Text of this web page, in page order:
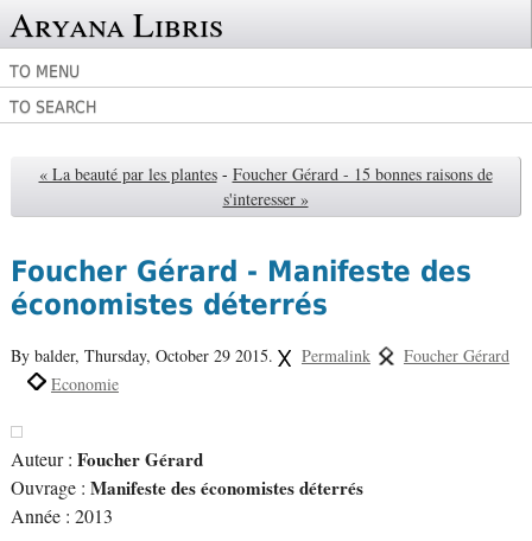
Aryana Libris
TO MENU
TO SEARCH
« La beauté par les plantes - Foucher Gérard - 15 bonnes raisons de
s'interesser »
Foucher Gérard - Manifeste des
économistes déterrés
By balder, Thursday, October 29 2015. Permalink
Foucher Gérard
Economie
Auteur : Foucher Gérard
Ouvrage : Manifeste des économistes déterrés
Année : 2013